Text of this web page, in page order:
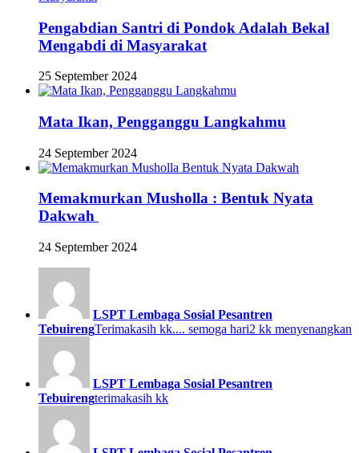
Pengabdian Santri di Pondok Adalah Bekal
Mengabdi di Masyarakat
25 September 2024
Mata Ikan, Pengganggu Langkahmu
24 September 2024
Memakmurkan Musholla : Bentuk Nyata
Dakwah
24 September 2024
LSPT Lembaga Sosial Pesantren
TebuirengTerimakasih kk.... semoga hari2 kk menyenangkan
LSPT Lembaga Sosial Pesantren
Tebuirengterimakasih kk